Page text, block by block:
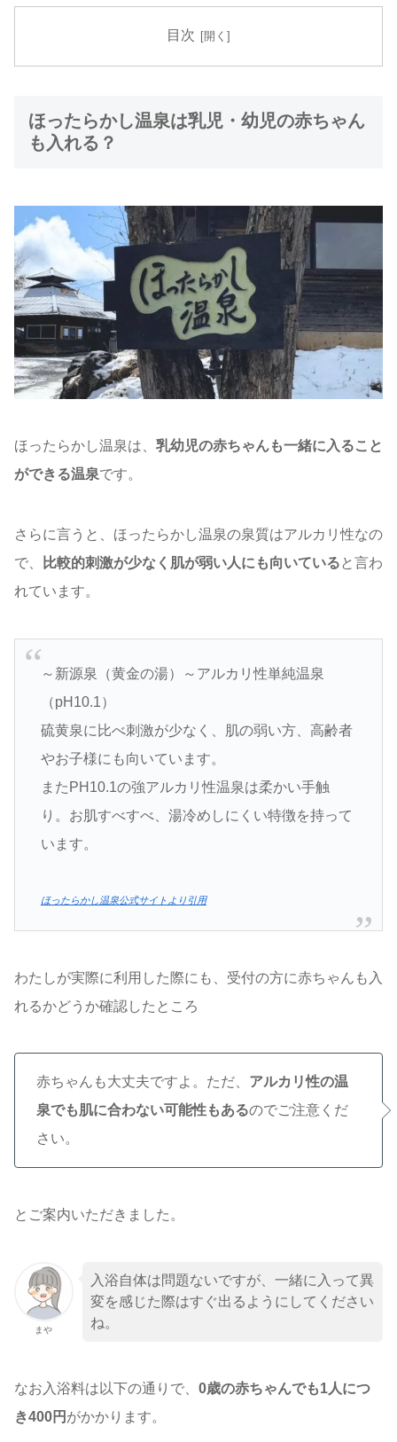
目次
ほったらかし温泉は乳児・幼児の赤ちゃん
も入れる？
ほったらかし温泉は、 乳幼児の赤ちゃんも一緒に入ること
ができる温泉です。
さらに言うと、ほったらかし温泉の泉質はアルカリ性なの
で、
比較的刺激が少なく肌が弱い人にも向いている と言わ
れています。
～新源泉（黄金の湯）～アルカリ性単純温泉
（pH10.1）
硫黄泉に比べ刺激が少なく、肌の弱い方、高齢者
やお子様にも向いています。
またPH10.1の強アルカリ性温泉は柔かい手触
り。お肌すべすべ、湯冷めしにくい特徴を持って
います。
ほったらかし温泉公式サイトより引用
わたしが実際に利用した際にも、受付の方に赤ちゃんも入
れるかどうか確認したところ
赤ちゃんも大丈夫ですよ。ただ、 アルカリ性の温
泉でも肌に合わない可能性もあるのでご注意くだ
さい。
とご案内いただきました。
まや
入浴自体は問題ないですが、一緒に入って異
変を感じた際はすぐ出るようにしてください
ね。
なお入浴料は以下の通りで、 0歳の赤ちゃんでも1人につ
き400円 がかかります。